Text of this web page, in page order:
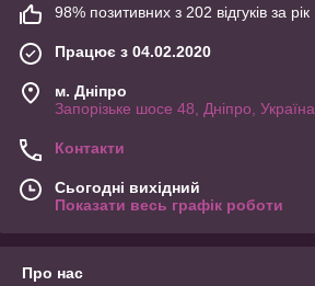
98% позитивних з 202 відгуків за рік
Працює з 04.02.2020
м. Дніпро
Запорізьке шосе 48, Дніпро, Україна
Контакти
Сьогодні вихідний
Показати весь графік роботи
Про нас